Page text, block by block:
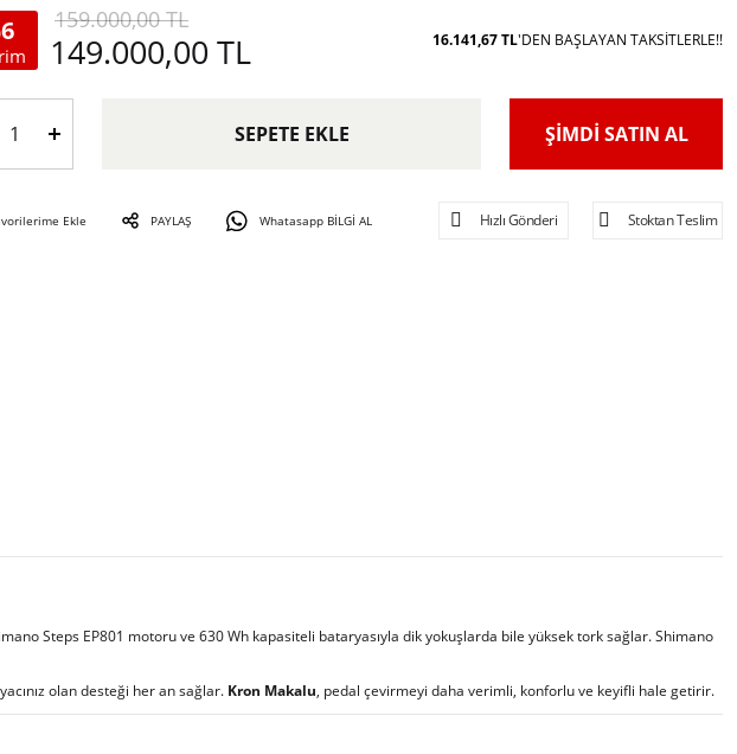
159.000,00 TL
149.000,00 TL 16.141,67 TL'DEN BAŞLAYAN TAKSITLERLE!!
SEPETE EKLE ŞİMDİ SATIN AL
PAYLAŞ Whatasapp BİLGİ AL Hızlı Gönderi Stoktan Teslim
Steps EP801 motoru ve 630 Wh kapasiteli bataryasıyla dik yokuşlarda bile yüksek tork sağlar. Shimano
olan desteği her an sağlar. Kron Makalu, pedal çevirmeyi daha verimli, konforlu ve keyifli hale getirir.